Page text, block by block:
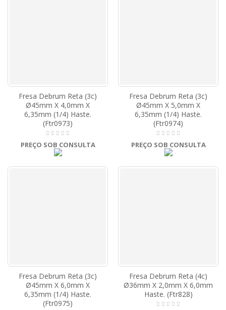
Fresa Debrum Reta (3c)
Ø45mm X 4,0mm X
6,35mm (1/4) Haste.
(Ftr0973)
PREÇO SOB CONSULTA
Fresa Debrum Reta (3c)
Ø45mm X 5,0mm X
6,35mm (1/4) Haste.
(Ftr0974)
PREÇO SOB CONSULTA
Fresa Debrum Reta (3c)
Ø45mm X 6,0mm X
6,35mm (1/4) Haste.
(Ftr0975)
Fresa Debrum Reta (4c)
Ø36mm X 2,0mm X 6,0mm
Haste. (Ftr828)